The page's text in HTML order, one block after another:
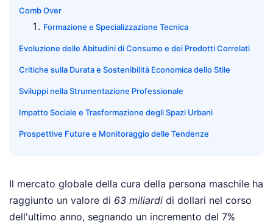
Comb Over
Formazione e Specializzazione Tecnica
Evoluzione delle Abitudini di Consumo e dei Prodotti Correlati
Critiche sulla Durata e Sostenibilità Economica dello Stile
Sviluppi nella Strumentazione Professionale
Impatto Sociale e Trasformazione degli Spazi Urbani
Prospettive Future e Monitoraggio delle Tendenze
Il mercato globale della cura della persona maschile ha
raggiunto un valore di 63 miliardi di dollari nel corso
dell'ultimo anno, segnando un incremento del 7%